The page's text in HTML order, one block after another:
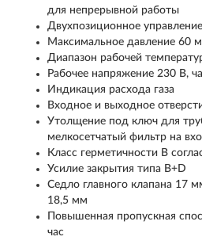
для непрерывной работы
Двухпозиционное управление
Максимальное давление 60
Диапазон рабочей
Рабочее напряжение 230 В,
Индикация расхода газа
Входное и выходное
Утолщение под ключ для
мелкосетчатый фильтр на
Класс герметичности B
Усилие закрытия типа B+D
Седло главного клапана 17
18,5 мм
Повышенная пропускная
час